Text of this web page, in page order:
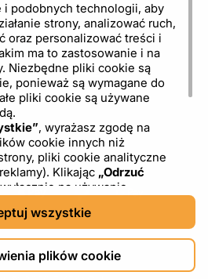
USD - US Dollar ($)
i podobnych technologii, aby
strony, analizować ruch,
oraz personalizować treści i
ma to zastosowanie i na
Niezbędne pliki cookie są
ponieważ są wymagane do
pliki cookie są używane
, wyrażasz zgodę na
cookie innych niż
pliki cookie analityczne
Klikając „Odrzuć
na używanie
Klikając
które kategorie plików cookie
zablokować. Możesz w
lub wycofać swoją zgodę,
plików cookie” w dolnej
wszystkie
plików cookie